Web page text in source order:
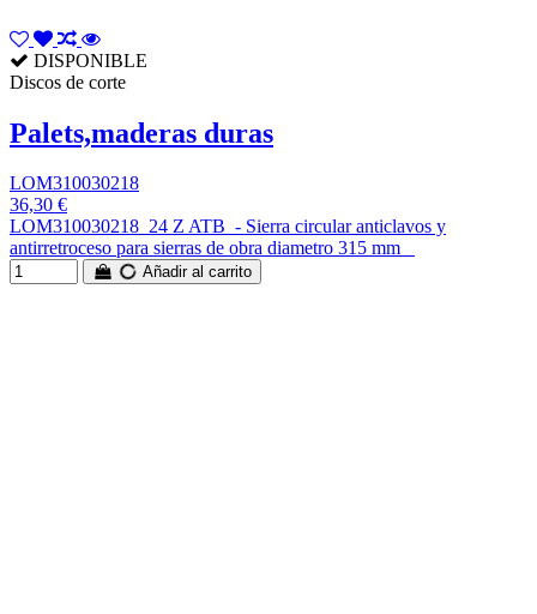
DISPONIBLE
Discos de corte
Palets,maderas duras
LOM310030218
36,30 €
LOM310030218 24 Z ATB - Sierra circular anticlavos y
antirretroceso para sierras de obra diametro 315 mm
Añadir al carrito